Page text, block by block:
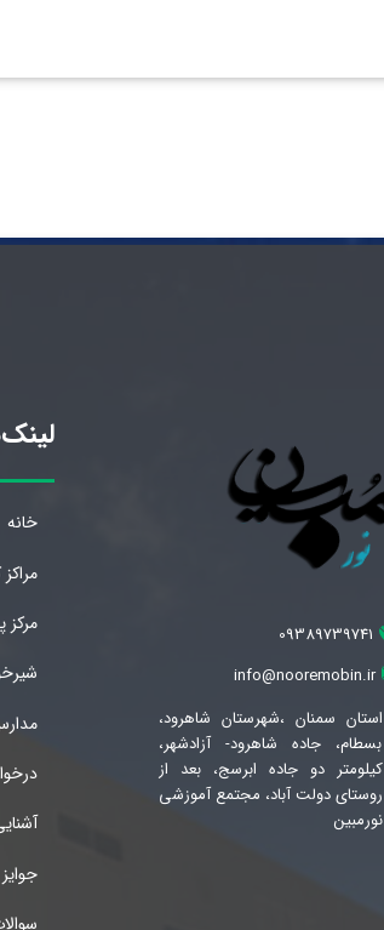
09389739741
info@nooremobin.ir
استان سمنان ،شهرستان شاهرود،
بسطام، جاده شاهرود- آزادشهر،
کیلومتر دو جاده ابرسج، بعد از
روستای دولت آباد، مجتمع آموزشی
نورمبین
خانه